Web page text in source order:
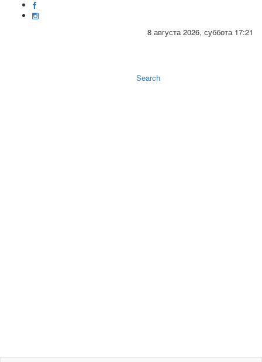
8 августа 2026, суббота 17:21
Search